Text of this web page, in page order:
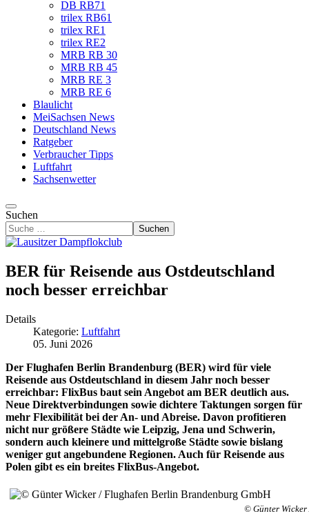
DB RB71
trilex RB61
trilex RE1
trilex RE2
MRB RB 30
MRB RB 45
MRB RE 3
MRB RE 6
Blaulicht
MeiSachsen News
Deutschland News
Ratgeber
Verbraucher Tipps
Luftfahrt
Sachsenwetter
Suchen
Suchen
BER für Reisende aus Ostdeutschland
noch besser erreichbar
Details
Kategorie: Luftfahrt
05. Juni 2026
Der Flughafen Berlin Brandenburg (BER) wird für viele
Reisende aus Ostdeutschland in diesem Jahr noch besser
erreichbar: FlixBus baut sein Angebot am BER deutlich aus.
Neue Direktverbindungen sowie dichtere Taktungen sorgen für
mehr Flexibilität bei der An- und Abreise. Davon profitieren
nicht nur größere Städte wie Leipzig, Jena und Schwerin,
sondern auch kleinere und mittelgroße Städte sowie bislang
weniger gut angebundene Regionen. Auch für Reisende aus
Polen gibt es ein breites FlixBus-Angebot.
© Günter